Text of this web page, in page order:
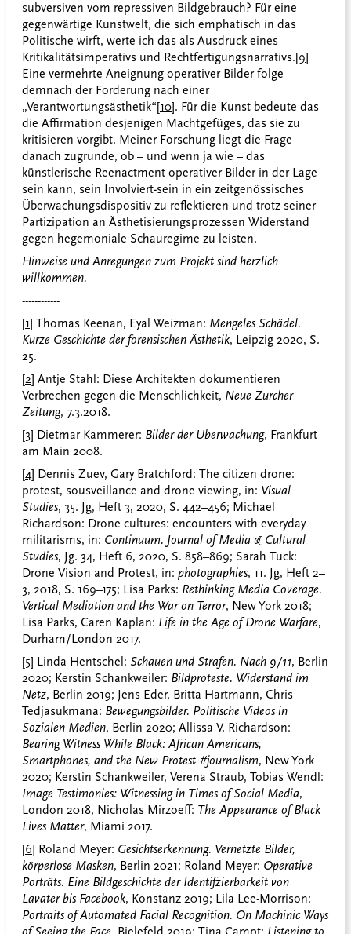
subversiven vom repressiven Bildgebrauch? Für eine
gegenwärtige Kunstwelt, die sich emphatisch in das
Politische wirft, werte ich das als Ausdruck eines
Kritikalitätsimperativs und Rechtfertigungsnarrativs.[9]
Eine vermehrte Aneignung operativer Bilder folge
demnach der Forderung nach einer
„Verantwortungsästhetik“[10]. Für die Kunst bedeute das
die Affirmation desjenigen Machtgefüges, das sie zu
kritisieren vorgibt. Meiner Forschung liegt die Frage
danach zugrunde, ob – und wenn ja wie – das
künstlerische Reenactment operativer Bilder in der Lage
sein kann, sein Involviert-sein in ein zeitgenössisches
Überwachungsdispositiv zu reflektieren und trotz seiner
Partizipation an Ästhetisierungsprozessen Widerstand
gegen hegemoniale Schauregime zu leisten.
Hinweise und Anregungen zum Projekt sind herzlich
willkommen.
------------
[1] Thomas Keenan, Eyal Weizman: Mengeles Schädel.
Kurze Geschichte der forensischen Ästhetik, Leipzig 2020, S.
25.
[2] Antje Stahl: Diese Architekten dokumentieren
Verbrechen gegen die Menschlichkeit, Neue Zürcher
Zeitung, 7.3.2018.
[3] Dietmar Kammerer: Bilder der Überwachung, Frankfurt
am Main 2008.
[4] Dennis Zuev, Gary Bratchford: The citizen drone:
protest, sousveillance and drone viewing, in: Visual
Studies, 35. Jg, Heft 3, 2020, S. 442–456; Michael
Richardson: Drone cultures: encounters with everyday
militarisms, in: Continuum. Journal of Media & Cultural
Studies, Jg. 34, Heft 6, 2020, S. 858–869; Sarah Tuck:
Drone Vision and Protest, in: photographies, 11. Jg, Heft 2–
3, 2018, S. 169–175; Lisa Parks: Rethinking Media Coverage.
Vertical Mediation and the War on Terror, New York 2018;
Lisa Parks, Caren Kaplan: Life in the Age of Drone Warfare,
Durham/London 2017.
[5] Linda Hentschel: Schauen und Strafen. Nach 9/11, Berlin
2020; Kerstin Schankweiler: Bildproteste. Widerstand im
Netz, Berlin 2019; Jens Eder, Britta Hartmann, Chris
Tedjasukmana: Bewegungsbilder. Politische Videos in
Sozialen Medien, Berlin 2020; Allissa V. Richardson:
Bearing Witness While Black: African Americans,
Smartphones, and the New Protest #journalism, New York
2020; Kerstin Schankweiler, Verena Straub, Tobias Wendl:
Image Testimonies: Witnessing in Times of Social Media,
London 2018, Nicholas Mirzoeff: The Appearance of Black
Lives Matter, Miami 2017.
[6] Roland Meyer: Gesichtserkennung. Vernetzte Bilder,
körperlose Masken, Berlin 2021; Roland Meyer: Operative
Porträts. Eine Bildgeschichte der Identifzierbarkeit von
Lavater bis Facebook, Konstanz 2019; Lila Lee-Morrison:
Portraits of Automated Facial Recognition. On Machinic Ways